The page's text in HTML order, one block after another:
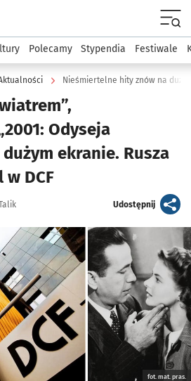
podserwis: Kultura
Polecamy Stypendia Festiwale
Nieśmiertelne hity znów na
Odyseja
ekranie. Rusza
DCF
Udostępnijartykuł
fot. mat. pras.